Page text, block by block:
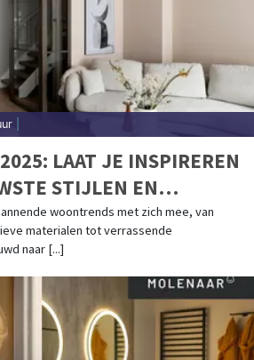
LAAT JE INSPIREREN
STIJLEN EN
woontrends met zich mee, van
materialen tot verrassende
naar [...]